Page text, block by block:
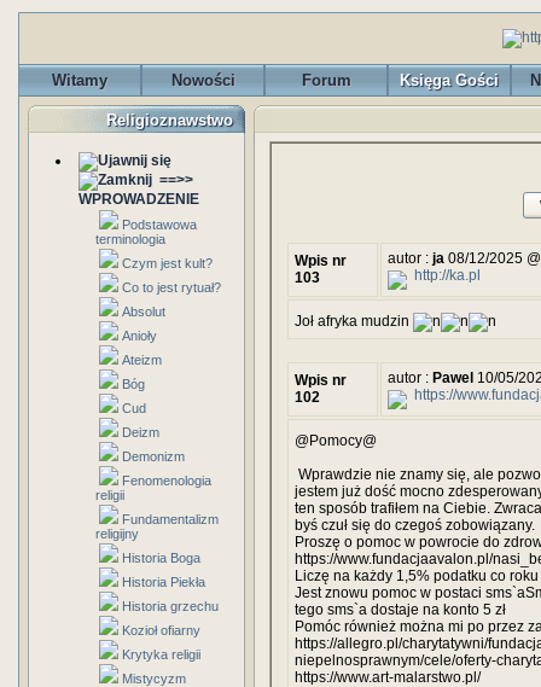
Witamy Nowości Forum Księga Gości
Religioznawstwo
==>>
WPROWADZENIE
Podstawowa
terminologia
Czym jest kult?
Co to jest rytuał?
Absolut
Anioły
Ateizm
Bóg
Cud
Deizm
Demonizm
Fenomenologia
religii
Fundamentalizm
religijny
Historia Boga
Historia Piekła
Historia grzechu
Kozioł ofiarny
Krytyka religii
Mistycyzm
Wpis nr
103
autor : ja08/12/2025
http://ka.pl
Joł afryka mudzin
Wpis nr
102
autor : Pawel 10/05/
https://
@Pomocy@
Wprawdzie nie znamy się, ale
jestem już dość mocno
ten sposób trafiłem na Ciebie.
byś czuł się do czegoś zobowiązany.
Proszę o pomoc w powrocie do
https://www.fundacjaavalon.pl/
Liczę na każdy 1,5% podatku co roku
Jest znowu pomoc w postaci
tego sms`a dostaje na konto 5 zł
Pomóc również można mi po przez
https://allegro.pl/charytatywni/
niepelnosprawnym/cele/oferty-
https://www.art-malarstwo.pl/